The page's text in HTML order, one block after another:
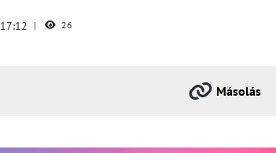
17:12 26
Másolás